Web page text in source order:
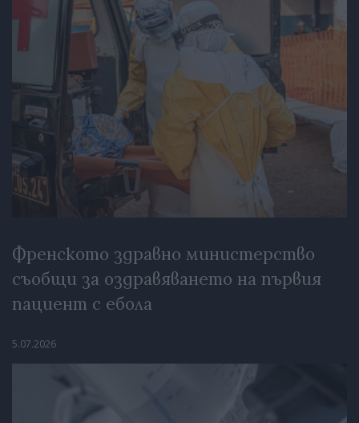
Френското здравно министерство
съобщи за оздравяването на първия
пациент с ебола
5.07.2026